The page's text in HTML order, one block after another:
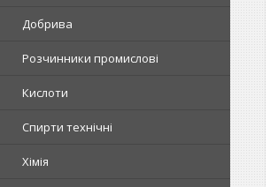
Добрива
Розчинники промислові
Кислоти
Спирти технічні
Хімія